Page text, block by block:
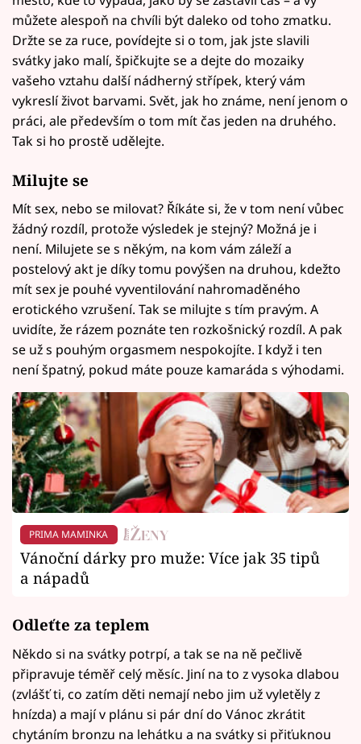
můžete alespoň na chvíli být daleko od toho zmatku.
Držte se za ruce, povídejte si o tom, jak jste slavili
svátky jako malí, špičkujte se a dejte do mozaiky
vašeho vztahu další nádherný střípek, který vám
vykreslí život barvami. Svět, jak ho známe, není jenom o
práci, ale především o tom mít čas jeden na druhého.
Tak si ho prostě udělejte.
Milujte se
Mít sex, nebo se milovat? Říkáte si, že v tom není vůbec
žádný rozdíl, protože výsledek je stejný? Možná je i
není. Milujete se s někým, na kom vám záleží a
postelový akt je díky tomu povýšen na druhou, kdežto
mít sex je pouhé vyventilování nahromaděného
erotického vzrušení. Tak se milujte s tím pravým. A
uvidíte, že rázem poznáte ten rozkošnický rozdíl. A pak
se už s pouhým orgasmem nespokojíte. I když i ten
není špatný, pokud máte pouze kamaráda s výhodami.
PRIMA MAMINKA
Vánoční dárky pro muže: Více jak 35 tipů
a nápadů
Odleťte za teplem
Někdo si na svátky potrpí, a tak se na ně pečlivě
připravuje téměř celý měsíc. Jiní na to z vysoka dlabou
(zvlášť ti, co zatím děti nemají nebo jim už vyletěly z
hnízda) a mají v plánu si pár dní do Vánoc zkrátit
chytáním bronzu na lehátku a na svátky si přiťuknou